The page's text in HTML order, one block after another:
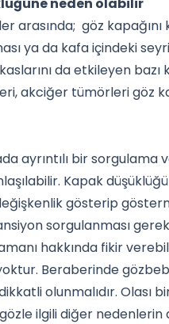
arasında; göz
ya da kafa içindeki seyri
da etkileyen bazı
akciğer tümörleri göz
ayrıntılı bir sorgulama
Kapak
gösterip
sorgulanması
hakkında fikir
Beraberinde
olunmalıdır. Olası
ilgili diğer nedenlerin